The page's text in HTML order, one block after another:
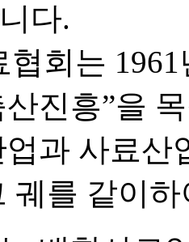
다.
회는
진흥”을
과 사료산
궤를 같이